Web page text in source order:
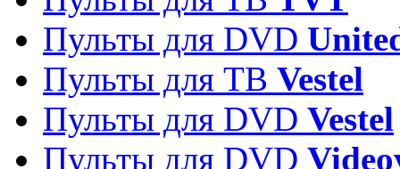
Пульты для DVD
Пульты для ТВ Vestel
Пульты для DVD Vestel
Пульты для DVD